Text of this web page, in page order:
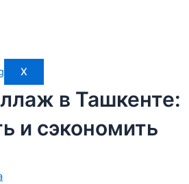
X
в Ташкенте:
и сэкономить